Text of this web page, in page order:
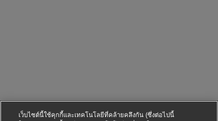
เว็บไซต์นี้ใช้คุกกี้และเทคโนโลยีที่คล้ายคลึงกัน (ซึ่งต่อไปนี้